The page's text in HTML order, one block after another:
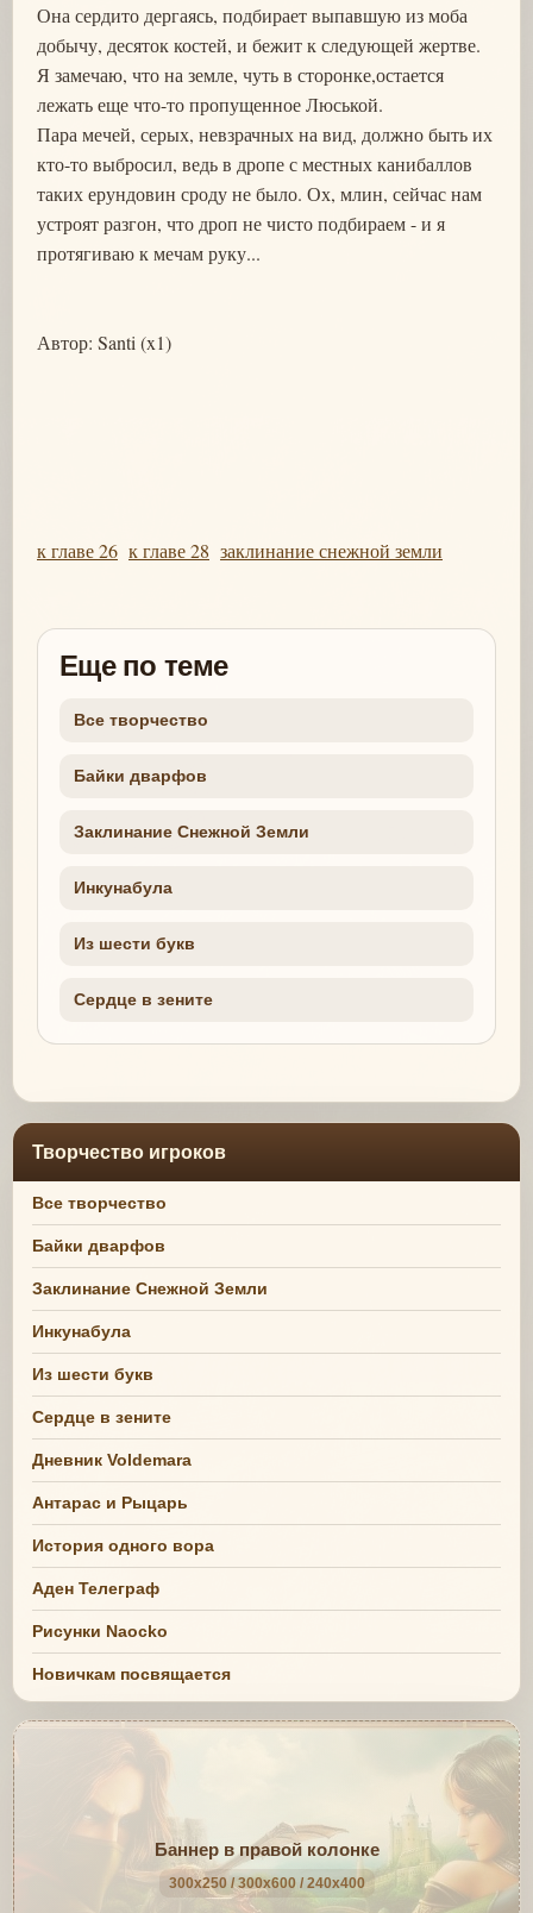
Она сердито дергаясь, подбирает выпавшую из моба
добычу, десяток костей, и бежит к следующей жертве.
Я замечаю, что на земле, чуть в сторонке,остается
лежать еще что-то пропущенное Люськой.
Пара мечей, серых, невзрачных на вид, должно быть их
кто-то выбросил, ведь в дропе с местных канибаллов
таких ерундовин сроду не было. Ох, млин, сейчас нам
устроят разгон, что дроп не чисто подбираем - и я
протягиваю к мечам руку...
Автор: Santi (x1)
к главе 26 к главе 28 заклинание снежной земли
Еще по теме
Все творчество
Байки дварфов
Заклинание Снежной Земли
Инкунабула
Из шести букв
Сердце в зените
Творчество игроков
Все творчество
Байки дварфов
Заклинание Снежной Земли
Инкунабула
Из шести букв
Сердце в зените
Дневник Voldemara
Антарас и Рыцарь
История одного вора
Аден Телеграф
Рисунки Naocko
Новичкам посвящается
Баннер в правой колонке
300x250 / 300x600 / 240x400